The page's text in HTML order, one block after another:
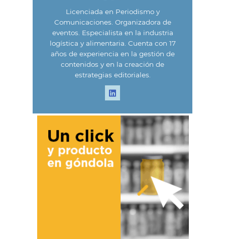
Licenciada en Periodismo y
Comunicaciones. Organizadora de
eventos. Especialista en la industria
logística y alimentaria. Cuenta con 17
años de experiencia en la gestión de
contenidos y en la creación de
estrategias editoriales.